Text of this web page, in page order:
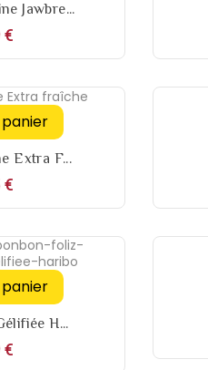
Jawbre...
€Prix
Extra F...
€Prix
H...
€Prix